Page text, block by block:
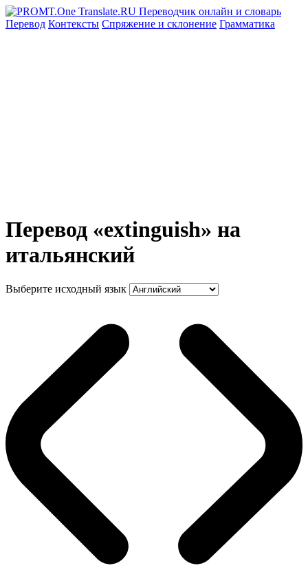
Перевод Контексты Спряжение и склонение Грамматика
Перевод «extinguish» на
итальянский
Выберите исходный язык